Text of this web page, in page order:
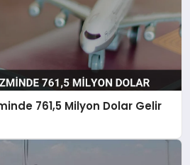
761,5 Milyon Dolar Gelir